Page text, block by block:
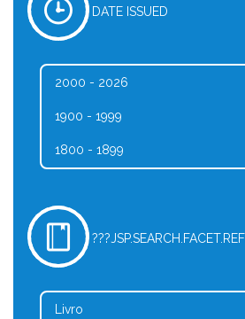
DATE ISSUED
2000 - 2026
1900 - 1999
1800 - 1899
Livro